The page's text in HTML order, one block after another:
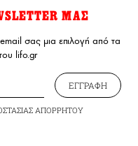
ΜΑΣ
σας μια επιλογή από τα
lifo.gr
ΕΓΓΡΑΦΗ
ΑΠΟΡΡΗΤΟΥ